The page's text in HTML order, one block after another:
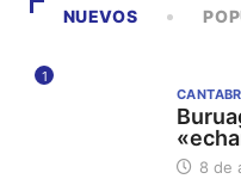
NUEVOS
1
8 de